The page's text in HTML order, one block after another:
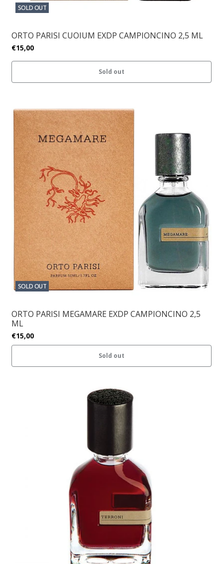
SOLD OUT
ORTO PARISI CUOIUM EXDP CAMPIONCINO 2,5 ML
€15,00
Sold out
SOLD OUT
ORTO PARISI MEGAMARE EXDP CAMPIONCINO 2,5
ML
€15,00
Sold out